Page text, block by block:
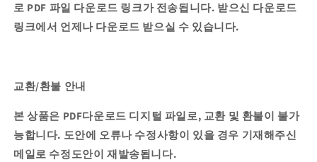
로 PDF 파일 다운로드 링크가 전송됩니다. 받으신 다운로드
링크에서 언제나 다운로드 받으실 수 있습니다.
교환/환불 안내
본 상품은 PDF다운로드 디지털 파일로, 교환 및 환불이 불가
능합니다. 도안에 오류나 수정사항이 있을 경우 기재해주신
메일로 수정도안이 재발송됩니다.